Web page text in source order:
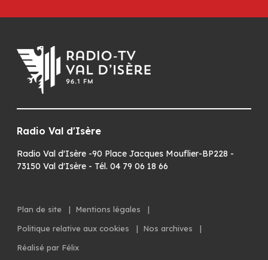
Radio Val d'Isère
Radio Val d'Isère -90 Place Jacques Mouflier-BP228 -
73150 Val d'Isère - Tél. 04 79 06 18 66
Plan de site | Mentions légales
|
Politique relative aux cookies
| Nos archives
|
Réalisé par Félix